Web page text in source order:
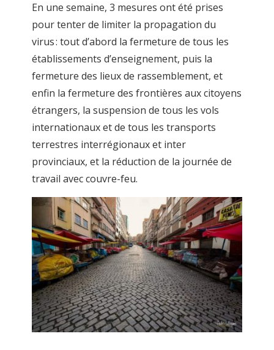
En une semaine, 3 mesures ont été prises
pour tenter de limiter la propagation du
virus : tout d’abord la fermeture de tous les
établissements d’enseignement, puis la
fermeture des lieux de rassemblement, et
enfin la fermeture des frontières aux citoyens
étrangers, la suspension de tous les vols
internationaux et de tous les transports
terrestres interrégionaux et inter
provinciaux, et la réduction de la journée de
travail avec couvre-feu.